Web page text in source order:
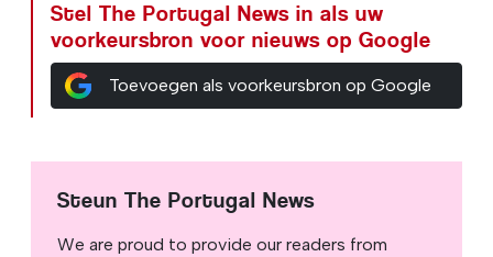
Stel The Portugal News in als uw
voorkeursbron voor nieuws op Google
Toevoegen als voorkeursbron op Google
Steun The Portugal News
We are proud to provide our readers from